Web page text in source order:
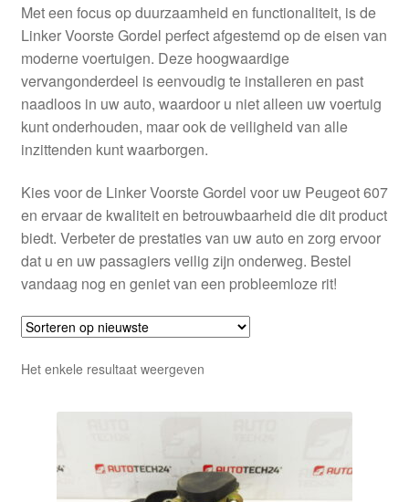
Mijn account
Over ons
Privacybeleid
Winkelwagen
Met een focus op duurzaamheid en functionaliteit, is de
Linker Voorste Gordel perfect afgestemd op de eisen van
moderne voertuigen. Deze hoogwaardige
vervangonderdeel is eenvoudig te installeren en past
naadloos in uw auto, waardoor u niet alleen uw voertuig
kunt onderhouden, maar ook de veiligheid van alle
inzittenden kunt waarborgen.
Kies voor de Linker Voorste Gordel voor uw Peugeot 607
en ervaar de kwaliteit en betrouwbaarheid die dit product
biedt. Verbeter de prestaties van uw auto en zorg ervoor
dat u en uw passagiers veilig zijn onderweg. Bestel
vandaag nog en geniet van een probleemloze rit!
Het enkele resultaat weergeven